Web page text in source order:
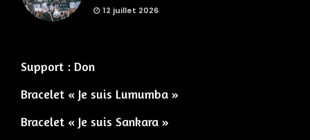
12 juillet 2026
Support : Don
Bracelet « Je suis Lumumba »
Bracelet « Je suis Sankara »